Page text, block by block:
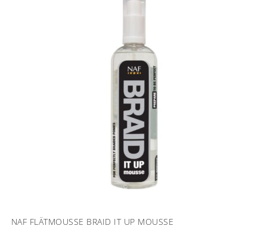
NAF FLÄTMOUSSE BRAID IT UP MOUSSE